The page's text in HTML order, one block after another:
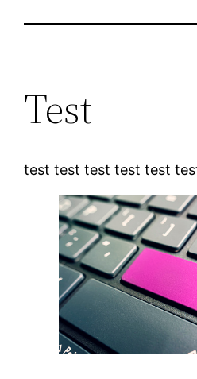
​Test
test test test test test